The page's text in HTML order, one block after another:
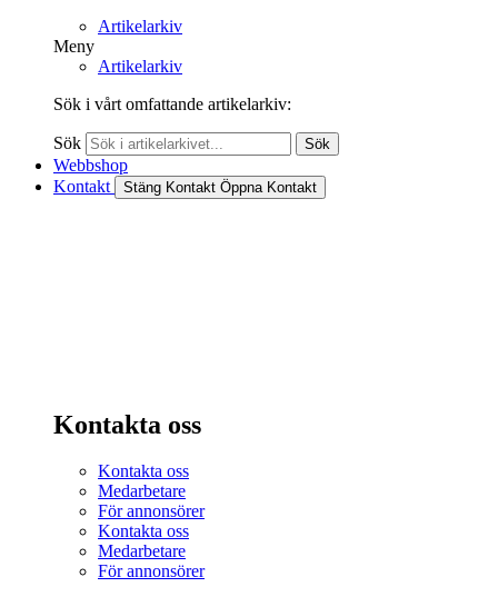
Artikelarkiv
Meny
Artikelarkiv
Sök i vårt omfattande artikelarkiv:
Sök Sök
Webbshop
Kontakt
Stäng Kontakt Öppna Kontakt
Kontakta oss
Kontakta oss
Medarbetare
För annonsörer
Kontakta oss
Medarbetare
För annonsörer